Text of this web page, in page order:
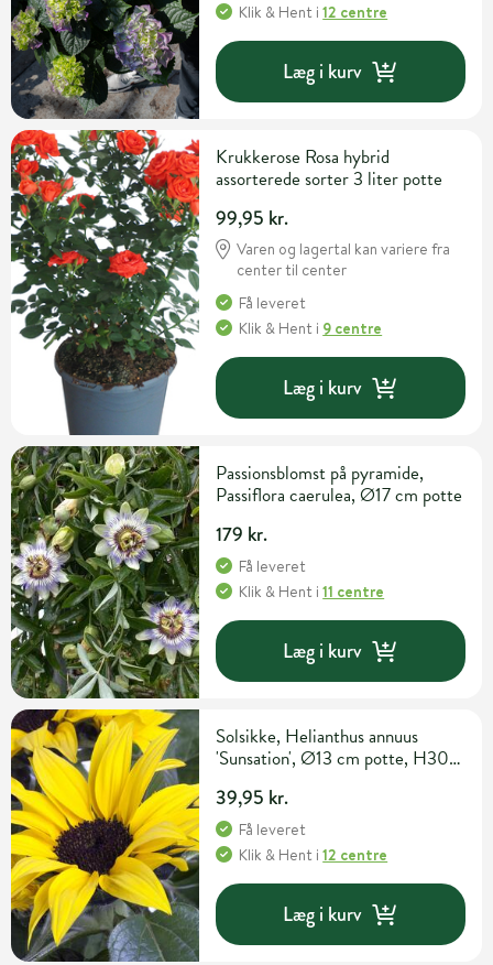
Klik & Hent i12 centre
Læg i kurv
Krukkerose Rosa hybrid
assorterede sorter 3 liter potte
99,95 kr.
Varen og lagertal kan variere fra
center til center
Få leveret
Klik & Hent i 9 centre
Læg i kurv
Passionsblomst på pyramide,
Passiflora caerulea, Ø17 cm potte
179 kr.
Få leveret
Klik & Hent i11 centre
Læg i kurv
Solsikke, Helianthus annuus
'Sunsation', Ø13 cm potte, H30
39,95 kr.
Få leveret
Klik & Hent i12 centre
Læg i kurv